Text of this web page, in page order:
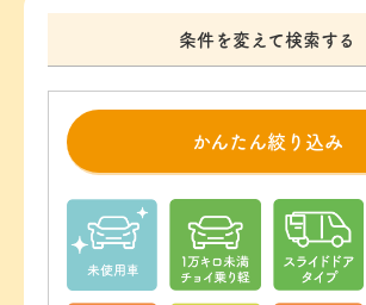
条件を変えて検索する
かんたん絞り込み